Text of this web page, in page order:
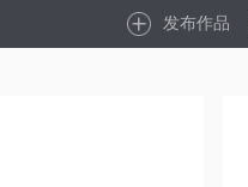
发布作品